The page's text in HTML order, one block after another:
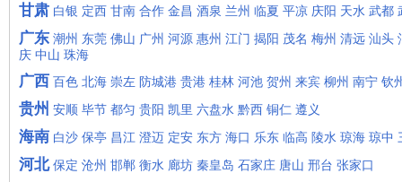
甘肃 白银 定西 甘南 合作 金昌 酒泉 兰州 临夏 平凉 庆阳 天水 武都
广东 潮州 东莞 佛山 广州 河源 惠州 江门 揭阳 茂名 梅州 清远 汕头
庆 中山 珠海
广西 百色 北海 崇左 防城港 贵港 桂林 河池 贺州 来宾 柳州 南宁 钦
贵州 安顺 毕节 都匀 贵阳 凯里 六盘水 黔西 铜仁 遵义
海南 白沙 保亭 昌江 澄迈 定安 东方 海口 乐东 临高 陵水 琼海 琼中
河北 保定 沧州 邯郸 衡水 廊坊 秦皇岛 石家庄 唐山 邢台 张家口